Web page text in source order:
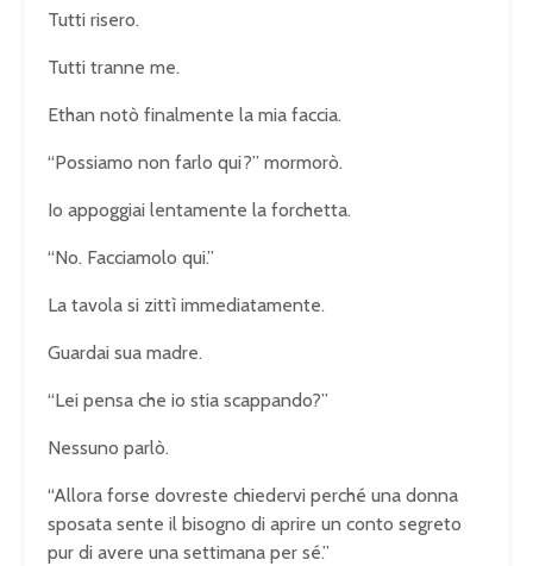
Tutti risero.
Tutti tranne me.
Ethan notò finalmente la mia faccia.
“Possiamo non farlo qui?” mormorò.
Io appoggiai lentamente la forchetta.
“No. Facciamolo qui.”
La tavola si zittì immediatamente.
Guardai sua madre.
“Lei pensa che io stia scappando?”
Nessuno parlò.
“Allora forse dovreste chiedervi perché una donna
sposata sente il bisogno di aprire un conto segreto
pur di avere una settimana per sé.”